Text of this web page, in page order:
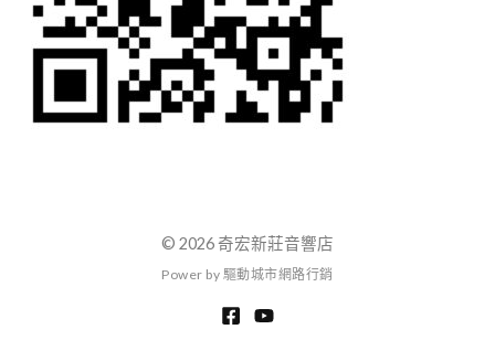
© 2026 奇宏新莊音響店
Power by 驅動城市網路行銷